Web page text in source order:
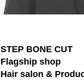
STEP BONE CUT
Flagship shop
Hair salon &